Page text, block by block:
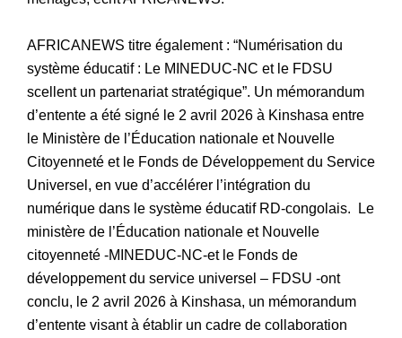
AFRICANEWS titre également : “Numérisation du
système éducatif : Le MINEDUC-NC et le FDSU
scellent un partenariat stratégique”. Un mémorandum
d’entente a été signé le 2 avril 2026 à Kinshasa entre
le Ministère de l’Éducation nationale et Nouvelle
Citoyenneté et le Fonds de Développement du Service
Universel, en vue d’accélérer l’intégration du
numérique dans le système éducatif RD-congolais. Le
ministère de l’Éducation nationale et Nouvelle
citoyenneté -MINEDUC-NC-et le Fonds de
développement du service universel – FDSU -ont
conclu, le 2 avril 2026 à Kinshasa, un mémorandum
d’entente visant à établir un cadre de collaboration